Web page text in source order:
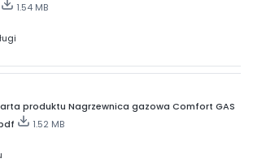
1.54 MB
produktu Nagrzewnica gazowa Comfort GAS
1.52 MB